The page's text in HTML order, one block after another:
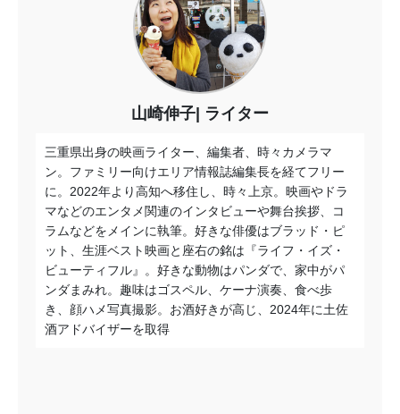
山崎伸子 ライター
三重県出身の映画ライター、編集者、時々カメラマ
ン。ファミリー向けエリア情報誌編集長を経てフリー
に。2022年より高知へ移住し、時々上京。映画やドラ
マなどのエンタメ関連のインタビューや舞台挨拶、コ
ラムなどをメインに執筆。好きな俳優はブラッド・ピ
ット、生涯ベスト映画と座右の銘は『ライフ・イズ・
ビューティフル』。好きな動物はパンダで、家中がパ
ンダまみれ。趣味はゴスペル、ケーナ演奏、食べ歩
き、顔ハメ写真撮影。お酒好きが高じ、2024年に土佐
酒アドバイザーを取得